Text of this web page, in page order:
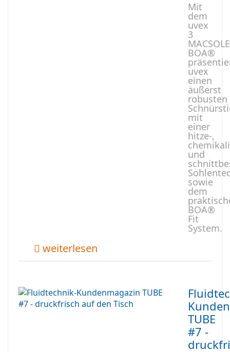
Mit
dem
uvex
3
BOA®
uvex
einen
äußerst
robusten
mit
einer
hitze-,
und
sowie
dem
BOA®
Fit
System.
weiterlesen
TUBE
#7 -